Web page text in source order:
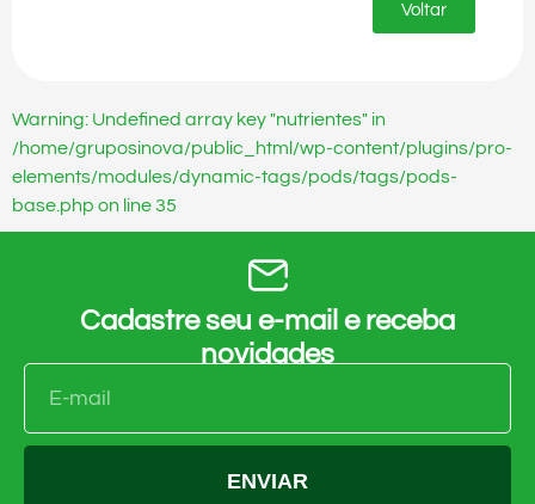
Voltar
Warning: Undefined array key "nutrientes" in
/home/gruposinova/public_html/wp-content/plugins/pro-
elements/modules/dynamic-tags/pods/tags/pods-
base.php on line 35
Cadastre seu e-mail e receba
novidades
ENVIAR